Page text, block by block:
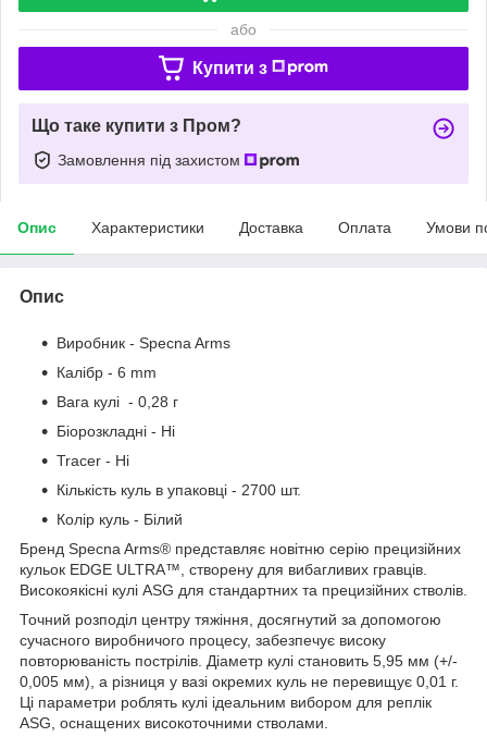
або
Купити з
Що таке купити з Пром?
Замовлення під захистом
Опис Характеристики Доставка Оплата Умови
Опис
Виробник - Specna Arms
Калібр - 6 mm
Вага кулі - 0,28 г
Біорозкладні - Ні
Tracer - Ні
Кількість куль в упаковці - 2700 шт.
Колір куль - Білий
Бренд Specna Arms® представляє новітню серію прецизійних
кульок EDGE ULTRA™, створену для вибагливих гравців.
Високоякісні кулі ASG для стандартних та прецизійних стволів.
Точний розподіл центру тяжіння, досягнутий за допомогою
сучасного виробничого процесу, забезпечує високу
повторюваність пострілів. Діаметр кулі становить 5,95 мм (+/-
0,005 мм), а різниця у вазі окремих куль не перевищує 0,01 г.
Ці параметри роблять кулі ідеальним вибором для реплік
ASG, оснащених високоточними стволами.